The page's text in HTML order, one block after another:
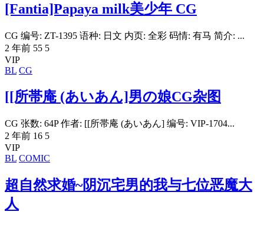
[Fantia]Papaya milk美少年 CG
CG 编号: ZT-1395 语种: 日文 内页: 全彩 码情: 有马 简介: ...
2 年前 55 5
VIP
BL CG
[[所帯庵 (あいあん]男の娘CG杂图
CG 张数: 64P 作者: [[所帯庵 (あいあん] 编号: VIP-1704...
2 年前 16 5
VIP
BL COMIC
超自然求婚~阴沉宅男的我与七位恶魔大
人